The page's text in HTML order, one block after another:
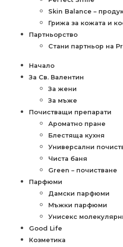
Skin Balance –
Грижа за кожата и
Партньорство
Стани партньор на
Начало
За Св. Валентин
За жени
За мъже
Почистващи препарати
Ароматно пране
Блестяща кухня
Универсални
Чиста баня
Green – почистване
Парфюми
Дамски парфюми
Мъжки парфюми
Унисекс
Good Life
Козметика